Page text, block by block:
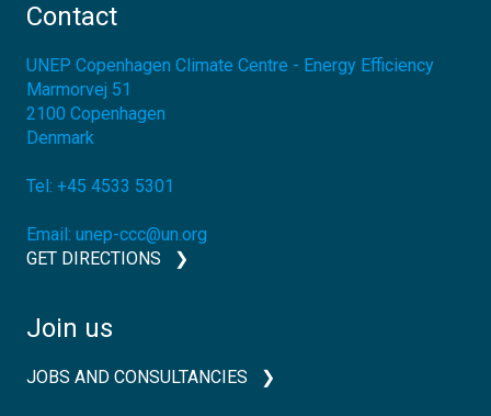
Contact
UNEP Copenhagen Climate Centre - Energy Efficiency
Marmorvej 51
2100 Copenhagen
Denmark
Tel: +45 4533 5301
Email: unep-ccc@un.org
GET DIRECTIONS
Join us
JOBS AND CONSULTANCIES